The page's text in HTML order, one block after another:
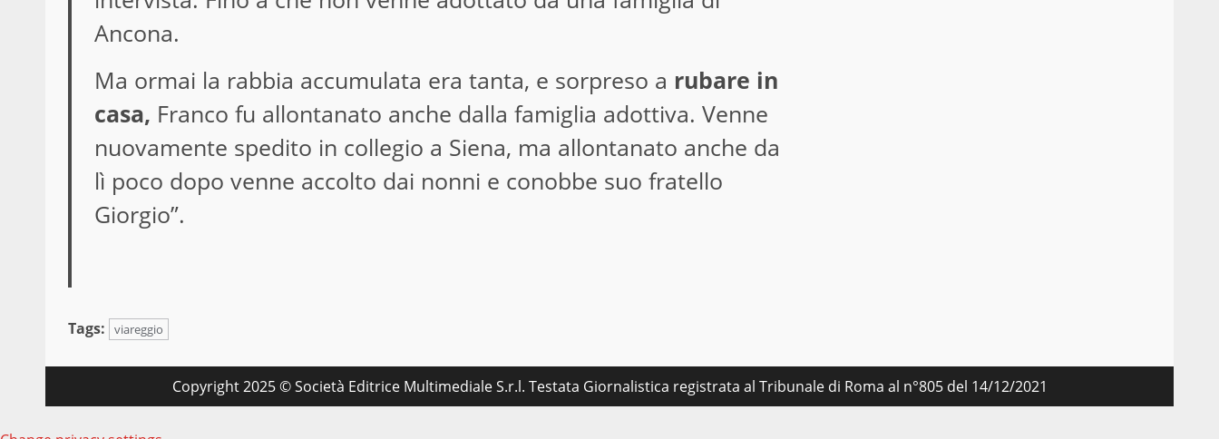
Ancona.
Ma ormai la rabbia accumulata era tanta, e sorpreso a rubare in
casa, Franco fu allontanato anche dalla famiglia adottiva. Venne
nuovamente spedito in collegio a Siena, ma allontanato anche da
lì poco dopo venne accolto dai nonni e conobbe suo fratello
Giorgio”.
Tags: viareggio
Copyright 2025 © Società Editrice Multimediale S.r.l. Testata Giornalistica registrata al Tribunale di Roma al n°805 del 14/12/2021